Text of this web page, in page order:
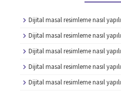
Dijital masal resimleme nasıl
Dijital masal resimleme nasıl
Dijital masal resimleme nasıl
Dijital masal resimleme nasıl
Dijital masal resimleme nasıl